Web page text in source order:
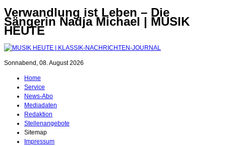
Verwandlung ist Leben – Die
Sängerin Nadja Michael | MUSIK
HEUTE
Sonnabend, 08. August 2026
Home
Service
News-Abo
Mediadaten
Redaktion
Stellenangebote
Sitemap
Impressum